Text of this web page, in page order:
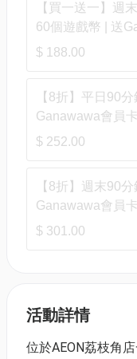
【買一送一】週
60個遊戲幣 | 送
$ 188.00
【8折】平日90
Ganawawa會員
$ 252.00
【8折】週末90
Ganawawa會員
$ 301.00
活動詳情
位於AEON荔枝角